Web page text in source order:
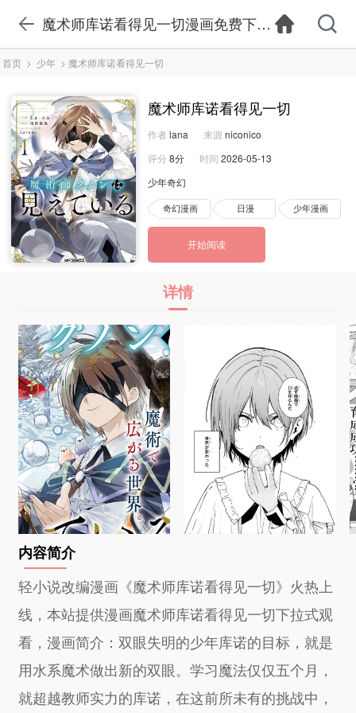
魔术师库诺看得见一切漫画免费下拉式-魔术师库
首页 > 少年 > 魔术师库诺看得见一切
魔术师库诺看得见一切
作者 lana 来源 niconico
评分 8分 时间 2026-05-13
少年奇幻
奇幻漫画 日漫 少年漫画
开始阅读
详情
内容简介
轻小说改编漫画《魔术师库诺看得见一切》火热上
线，本站提供漫画魔术师库诺看得见一切下拉式观
看，漫画简介：双眼失明的少年库诺的目标，就是
用水系魔术做出新的双眼。学习魔法仅仅五个月，
就超越教师实力的库诺，在这前所未有的挑战中，